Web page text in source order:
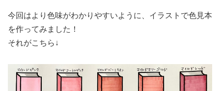
今回はより色味がわかりやすいように、イラストで色見本
を作ってみました！
それがこちら↓